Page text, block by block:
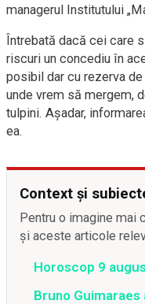
managerul Institutului
Întrebată dacă cei care
riscuri un concediu în
posibil dar cu rezerva
unde vrem să mergem,
tulpini. Așadar,
ea.
Context și
Pentru o imagine mai
și aceste articole
Horoscop 9
Bruno